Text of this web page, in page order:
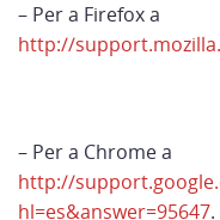
– Per a Firefox a
http://
– Per a Chrome a
http://
hl=es&answer=95647.